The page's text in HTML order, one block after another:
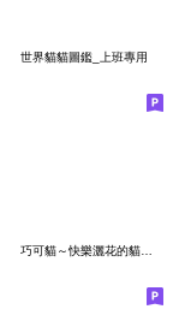
世界貓貓圖鑑_上班專用
巧可貓～快樂灑花的貓～春天